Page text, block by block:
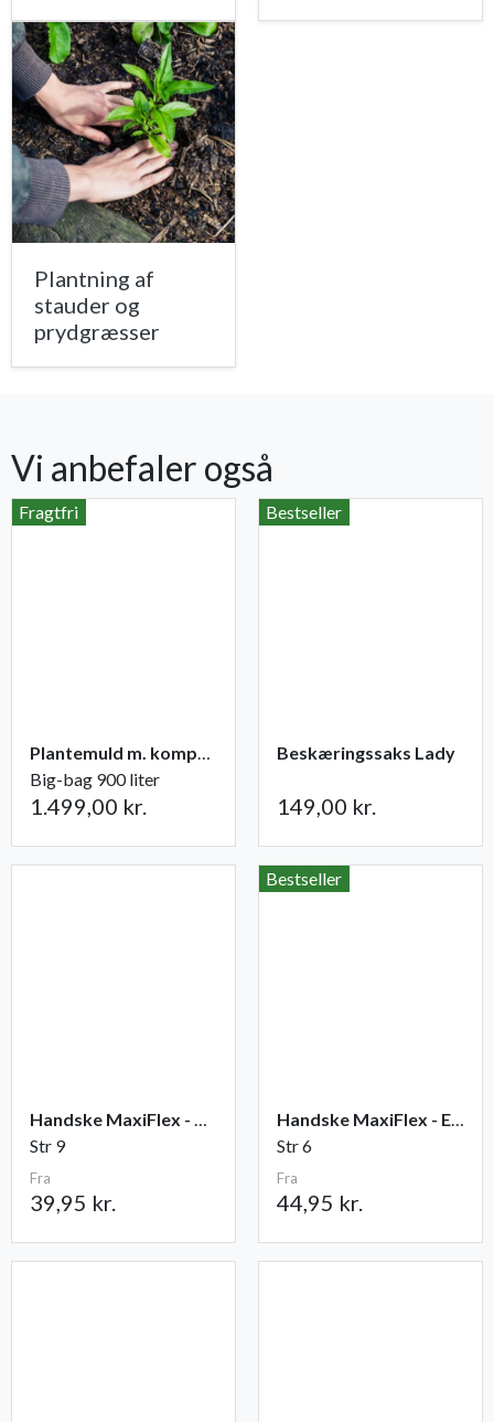
Plantning af
stauder og
prydgræsser
Vi anbefaler også
Fragtfri
Plantemuld m. kompost fra Champost
Big-bag 900 liter
1.499,00 kr.
Bestseller
Beskæringssaks Lady
149,00 kr.
Handske MaxiFlex - Ultimate
Str 9
Fra
39,95 kr.
Bestseller
Handske MaxiFlex - Endurance
Str 6
Fra
44,95 kr.